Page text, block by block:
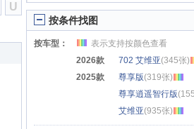
U
按条件找图
按车型：
表示支持按颜色查看
2026款
702 艾维亚(345张)
2025款
尊享版(319张)
尊享逍遥智行版
艾维亚(935张)